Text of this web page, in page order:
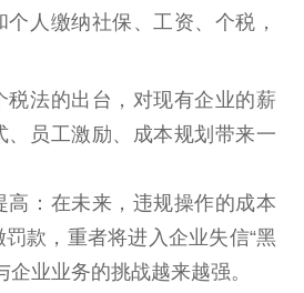
人缴纳社保、工资、个税，
税法的出台，对现有企业的薪
、员工激励、成本规划带来一
高：在未来，违规操作的成本
款，重者将进入企业失信“黑
企业业务的挑战越来越强。